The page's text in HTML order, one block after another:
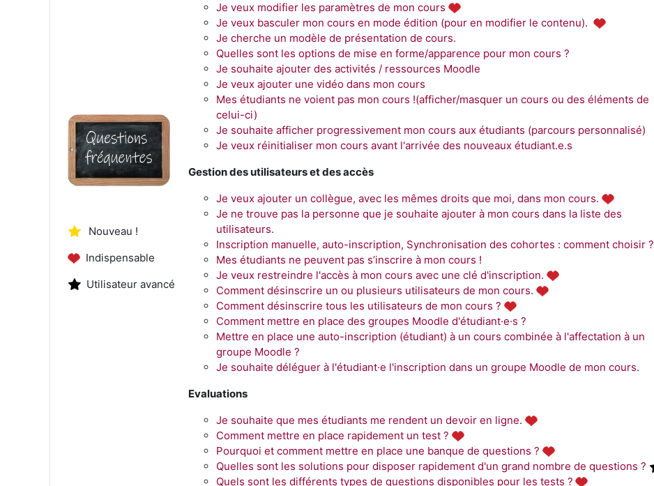
Nouveau !
Indispensable
Utilisateur avancé
Je veux modifier les paramètres de mon cours
Je veux basculer mon cours en mode édition (pour en modifier le contenu).
Je cherche un modèle de présentation de cours.
Quelles sont les options de mise en forme/apparence pour mon cours ?
Je souhaite ajouter des activités / ressources Moodle
Je veux ajouter une vidéo dans mon cours
Mes étudiants ne voient pas mon cours !(afficher/masquer un cours ou des éléments de
celui-ci)
Je souhaite afficher progressivement mon cours aux étudiants (parcours personnalisé)
Je veux réinitialiser mon cours avant l'arrivée des nouveaux étudiant.e.s
Gestion des utilisateurs et des accès
Je veux ajouter un collègue, avec les mêmes droits que moi, dans mon cours.
Je ne trouve pas la personne que je souhaite ajouter à mon cours dans la liste des
utilisateurs.
Inscription manuelle, auto-inscription, Synchronisation des cohortes : comment choisir ?
Mes étudiants ne peuvent pas s’inscrire à mon cours !
Je veux restreindre l'accès à mon cours avec une clé d'inscription.
Comment désinscrire un ou plusieurs utilisateurs de mon cours.
Comment désinscrire tous les utilisateurs de mon cours ?
Comment mettre en place des groupes Moodle d'étudiant·e·s ?
Mettre en place une auto-inscription (étudiant) à un cours combinée à l'affectation à un
groupe Moodle ?
Je souhaite déléguer à l'étudiant·e l'inscription dans un groupe Moodle de mon cours.
Evaluations
Je souhaite que mes étudiants me rendent un devoir en ligne.
Comment mettre en place rapidement un test ?
Pourquoi et comment mettre en place une banque de questions ?
Quelles sont les solutions pour disposer rapidement d'un grand nombre de questions ?
Quels sont les différents types de questions disponibles pour les tests ?